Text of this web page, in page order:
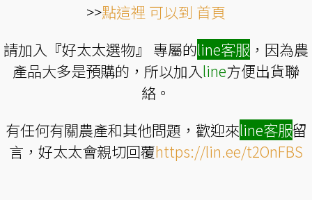
>>點這裡 可以到 首頁
請加入『好太太選物』 專屬的line客服 ，因為農
產品大多是預購的，所以加入line方便出貨聯
絡。
有任何有關農產和其他問題，歡迎來line客服留
言，好太太會親切回覆https://lin.ee/t2OnFBS